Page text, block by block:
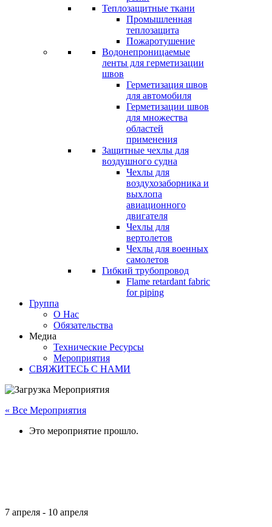
Теплозащитные ткани
Промышленная
теплозащита
Пожаротушение
Водонепроницаемые
ленты для герметизации
швов
Герметизация швов
для автомобиля
Герметизации швов
для множества
областей
применения
Защитные чехлы для
воздушного судна
Чехлы для
воздухозаборника и
выхлопа
авиационного
двигателя
Чехлы для
вертолетов
Чехлы для военных
самолетов
Гибкий трубопровод
Flame retardant fabric
for piping
Группа
О Нас
Обязательства
Медиа
Технические Ресурсы
Мероприятия
СВЯЖИТЕСЬ С НАМИ
« Все Мероприятия
Это мероприятие прошло.
7 апреля - 10 апреля